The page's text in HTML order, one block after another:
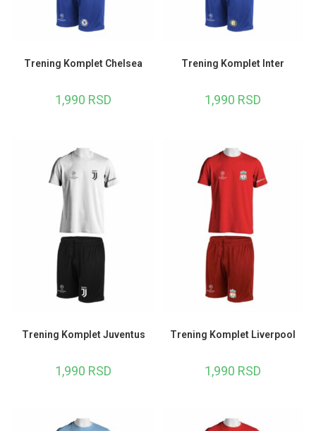
Trening Komplet Chelsea
1,990 RSD
Trening Komplet Inter
1,990 RSD
Trening Komplet Juventus
1,990 RSD
Trening Komplet Liverpool
1,990 RSD